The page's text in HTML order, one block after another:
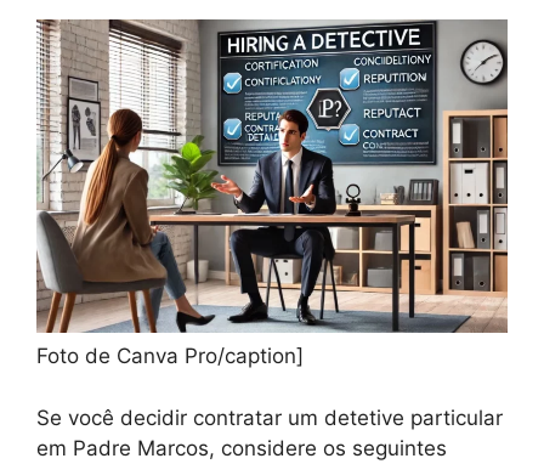
Foto de Canva Pro/caption]
Se você decidir contratar um detetive particular
em Padre Marcos, considere os seguintes